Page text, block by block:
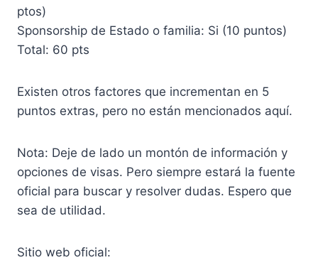
ptos)
Sponsorship de Estado o familia: Si (10 puntos)
Total: 60 pts
Existen otros factores que incrementan en 5
puntos extras, pero no están mencionados aquí.
Nota: Deje de lado un montón de información y
opciones de visas. Pero siempre estará la fuente
oficial para buscar y resolver dudas. Espero que
sea de utilidad.
Sitio web oficial: